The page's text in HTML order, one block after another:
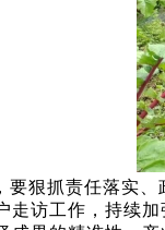
要狠抓责任落实
走访工作，持续